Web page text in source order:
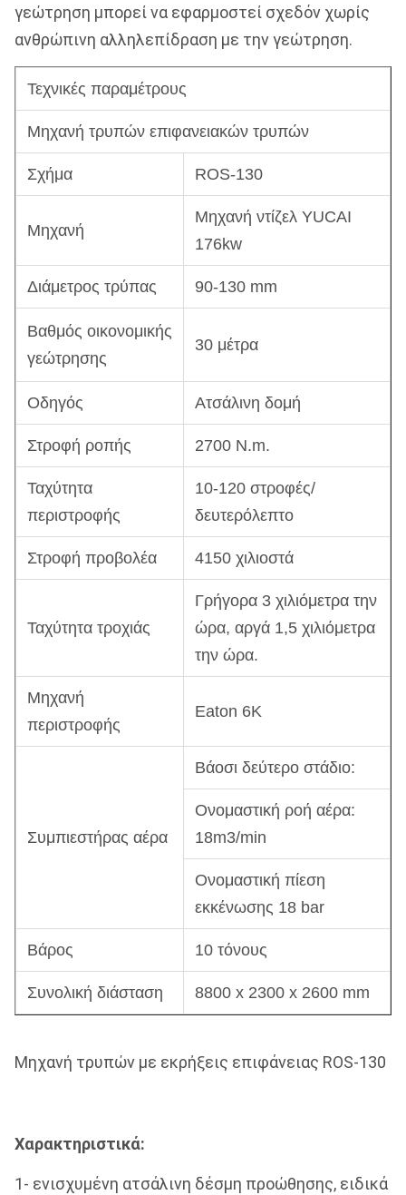
γεώτρηση μπορεί να εφαρμοστεί σχεδόν χωρίς
ανθρώπινη αλληλεπίδραση με την γεώτρηση.
Τεχνικές παραμέτρους
Μηχανή τρυπών επιφανειακών τρυπών
Σχήμα ROS-130
Μηχανή
Μηχανή ντίζελ YUCAI
176kw
Διάμετρος τρύπας 90-130 mm
Βαθμός οικονομικής
γεώτρησης
30 μέτρα
Οδηγός Ατσάλινη δομή
Στροφή ροπής 2700 N.m.
Ταχύτητα
περιστροφής
10-120 στροφές/
δευτερόλεπτο
Στροφή προβολέα 4150 χιλιοστά
Ταχύτητα τροχιάς
Γρήγορα 3 χιλιόμετρα την
ώρα, αργά 1,5 χιλιόμετρα
την ώρα.
Μηχανή
περιστροφής
Eaton 6K
Συμπιεστήρας αέρα
Βάοσι δεύτερο στάδιο:
Ονομαστική ροή αέρα:
18m3/min
Ονομαστική πίεση
εκκένωσης 18 bar
Βάρος 10 τόνους
Συνολική διάσταση 8800 x 2300 x 2600 mm
Μηχανή τρυπών με εκρήξεις επιφάνειας ROS-130
Χαρακτηριστικά:
1- ενισχυμένη ατσάλινη δέσμη προώθησης, ειδικά